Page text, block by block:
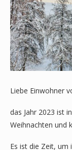
Liebe Einwohner
das Jahr 2023 ist
Weihnachten und
Es ist die Zeit, um